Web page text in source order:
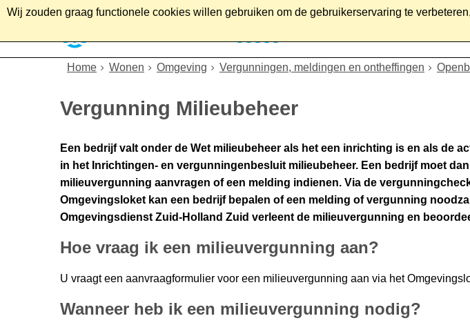
Wij zouden graag functionele cookies willen gebruiken om de gebruikerservaring te
Home Wonen Omgeving Vergunningen, meldingen en ontheffingen
Vergunning Milieubeheer
Een bedrijf valt onder de Wet milieubeheer als het een inrichting is en als de
in het Inrichtingen- en vergunningenbesluit milieubeheer. Een bedrijf moet
milieuvergunning aanvragen of een melding indienen. Via de
Omgevingsloket kan een bedrijf bepalen of een melding of vergunning
Omgevingsdienst Zuid-Holland Zuid verleent de milieuvergunning en
Hoe vraag ik een milieuvergunning aan?
U vraagt een aanvraagformulier voor een milieuvergunning aan via het
Wanneer heb ik een milieuvergunning nodig?